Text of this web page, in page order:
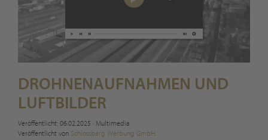
DROHNENAUFNAHMEN UND
LUFTBILDER
Veröffentlicht: 06.02.2025 · Multimedia
Veröffentlicht von Schlossberg Werbung GmbH